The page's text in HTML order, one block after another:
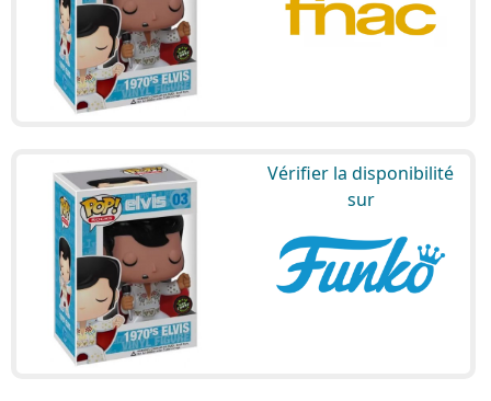
Vérifier la disponibilité
sur